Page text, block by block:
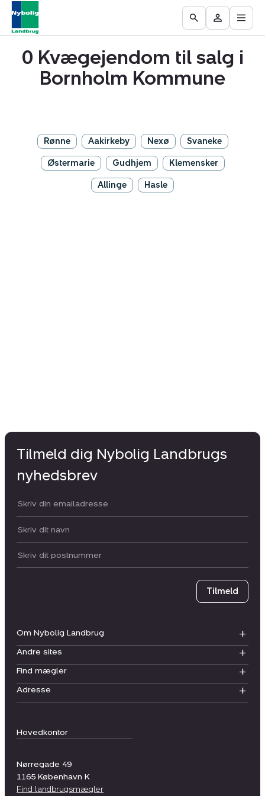
Ejendomme
til
Find
mægler
Få
vurderet
ejendom
Go
to
the
Search
page
Besøg
Mit
område
Åbn
0 Kvægejendom til salg i
Bornholm Kommune
Rønne Aakirkeby Nexø Svaneke
Østermarie Gudhjem Klemensker
Allinge Hasle
Hovedkontor
Nørregade 49
1165 København K
Find landbrugsmægler
Om Nybolig Landbrug
Andre sites
Find mægler
Adresse
Tilmeld dig Nybolig Landbrugs
nyhedsbrev
Din email:
Dit navn:
Postnummer
Tilmeld